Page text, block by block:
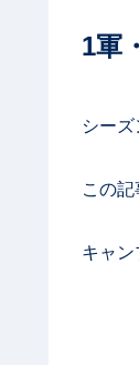
1軍
シー
この
キャン